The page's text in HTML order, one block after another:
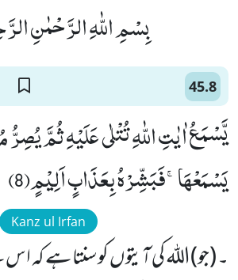
بِسْمِ اللّٰهِ الرَّحْمٰنِ
45.8
یَّسْمَعُ اٰیٰتِ اللّٰهِ تُتْلٰى عَلَیْهِ ثُمَّ
یَسْمَعْهَاۚ-فَبَشِّرْهُ بِعَذَابٍ اَلِیْمٍ(8)
Kanz ul Irfan
۔ (جو)اللہ کی آیتوں کو سنتا ہے کہ